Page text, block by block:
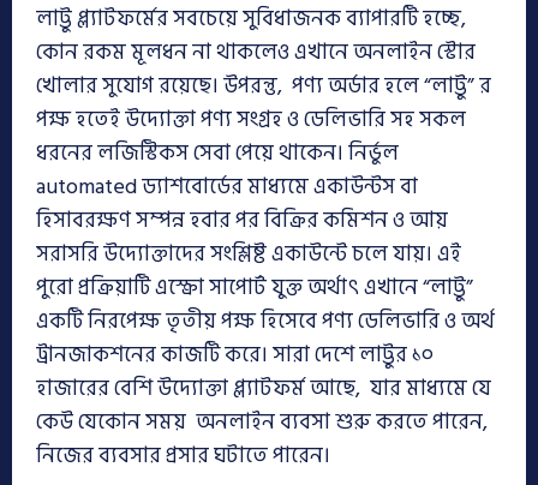
লাট্টু প্ল্যাটফর্মের সবচেয়ে সুবিধাজনক ব্যাপারটি হচ্ছে,
কোন রকম মূলধন না থাকলেও এখানে অনলাইন স্টোর
খোলার সুযোগ রয়েছে। উপরন্তু, পণ্য অর্ডার হলে “লাট্টু” র
পক্ষ হতেই উদ্যোক্তা পণ্য সংগ্রহ ও ডেলিভারি সহ সকল
ধরনের লজিস্টিকস সেবা পেয়ে থাকেন। নির্ভুল
automated ড্যাশবোর্ডের মাধ্যমে একাউন্টস বা
হিসাবরক্ষণ সম্পন্ন হবার পর বিক্রির কমিশন ও আয়
সরাসরি উদ্যোক্তাদের সংশ্লিষ্ট একাউন্টে চলে যায়। এই
পুরো প্রক্রিয়াটি এস্ক্রো সাপোর্ট যুক্ত অর্থাৎ এখানে “লাট্টু”
একটি নিরপেক্ষ তৃতীয় পক্ষ হিসেবে পণ্য ডেলিভারি ও অর্থ
ট্রানজাকশনের কাজটি করে। সারা দেশে লাট্টুর ১০
হাজারের বেশি উদ্যোক্তা প্ল্যাটফর্ম আছে, যার মাধ্যমে যে
কেউ যেকোন সময় অনলাইন ব্যবসা শুরু করতে পারেন,
নিজের ব্যবসার প্রসার ঘটাতে পারেন।